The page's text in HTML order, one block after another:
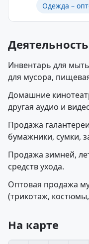
Одежда –
Деятельность
Инвентарь для
для мусора,
Домашние
другая аудио и
Продажа
бумажники, сумки,
Продажа зимней,
средств ухода.
Оптовая продажа
(трикотаж,
На карте